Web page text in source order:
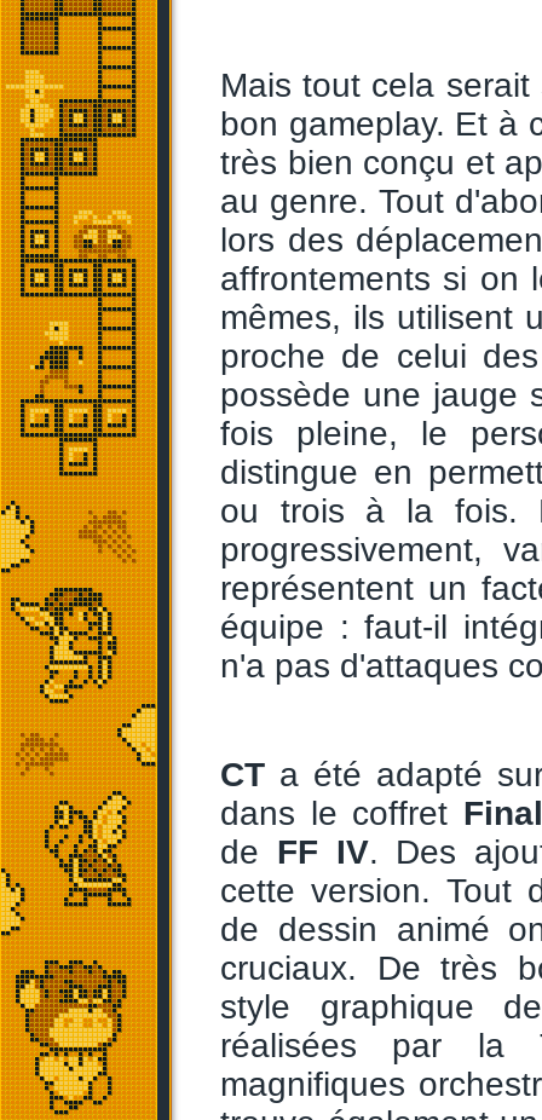
Mais tout cela
bon gameplay. Et à
très bien conçu et
au genre. Tout
lors des
affrontements si on
mêmes, ils utilisent
proche de celui
possède une jauge
fois pleine, le
distingue en
ou trois à la fois.
progressivement,
représentent un
équipe : faut-il
n'a pas d'attaques
CT a été adapté
dans le coffret
de FF IV. Des
cette version. Tout
de dessin animé
cruciaux. De très
style graphique
réalisées par la
magnifiques